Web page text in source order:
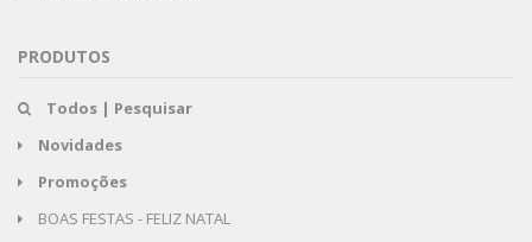
PRODUTOS
Todos | Pesquisar
Novidades
Promoções
BOAS FESTAS - FELIZ NATAL